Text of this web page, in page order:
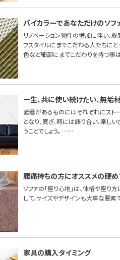
バイカラーであなただけのソフ
リノベーション物件の増加に伴い、既
フスタイルにまでこだわる人たちにと
色など細部にまでこだわりを持つ事
一生、共に使い続けたい、無垢
愛着があるものにはそれぞれにスト
となり、寛ぎ、時には語り合い、楽し
うことでしょう。 ……
腰痛持ちの方にオススメの硬め
ソファの「座り心地」は、体格や座り
して、サイズやデザインも大事な要素
家具の購入タイミング